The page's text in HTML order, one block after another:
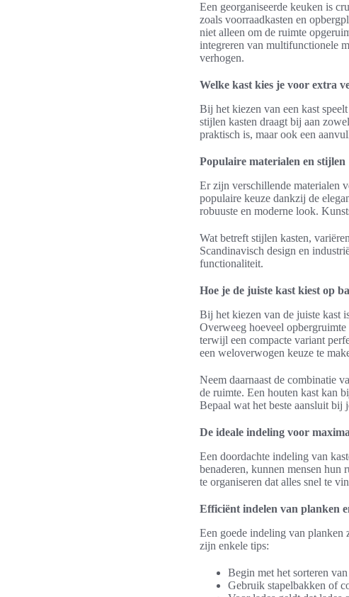
Een georganiseerde keuken is
zoals voorraadkasten en
niet alleen om de ruimte
integreren van multifunctionele
verhogen.
Welke kast kies je voor extra
Bij het kiezen van een kast
stijlen kasten draagt bij aan
praktisch is, maar ook een
Populaire materialen en stijlen
Er zijn verschillende materialen
populaire keuze dankzij de
robuuste en moderne look.
Wat betreft stijlen kasten,
Scandinavisch design en
functionaliteit.
Hoe je de juiste kast kiest op
Bij het kiezen van de juiste kast
Overweeg hoeveel
terwijl een compacte variant
een weloverwogen keuze te
Neem daarnaast de combinatie
de ruimte. Een houten kast kan
Bepaal wat het beste aansluit
De ideale indeling voor
Een doordachte indeling van
benaderen, kunnen mensen hun
te organiseren dat alles snel te
Efficiënt indelen van planken
Een goede indeling van
zijn enkele tips:
Begin met het sorteren
Gebruik stapelbakken of